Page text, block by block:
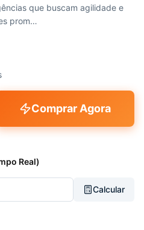
que buscam agilidade e
prom…
Comprar Agora
Real)
Calcular